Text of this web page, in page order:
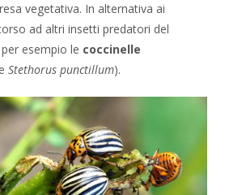
vegetativa. In alternativa ai
ad altri insetti predatori del
esempio le coccinelle
eStethorus punctillum).